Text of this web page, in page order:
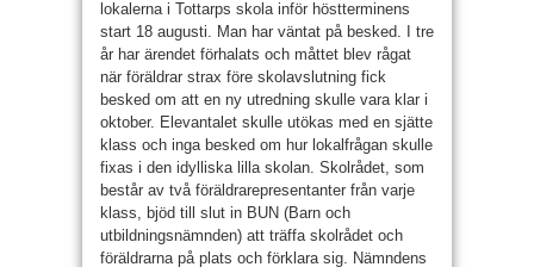
lokalerna i Tottarps skola inför höstterminens
start 18 augusti. Man har väntat på besked. I tre
år har ärendet förhalats och måttet blev rågat
när föräldrar strax före skolavslutning fick
besked om att en ny utredning skulle vara klar i
oktober. Elevantalet skulle utökas med en sjätte
klass och inga besked om hur lokalfrågan skulle
fixas i den idylliska lilla skolan. Skolrådet, som
består av två föräldrarepresentanter från varje
klass, bjöd till slut in BUN (Barn och
utbildningsnämnden) att träffa skolrådet och
föräldrarna på plats och förklara sig. Nämndens